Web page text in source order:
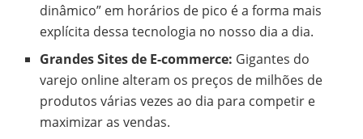
dinâmico” em horários de pico é a forma mais
explícita dessa tecnologia no nosso dia a dia.
Grandes Sites de E-commerce: Gigantes do
varejo online alteram os preços de milhões de
produtos várias vezes ao dia para competir e
maximizar as vendas.